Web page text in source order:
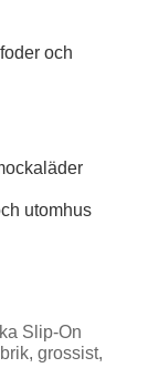
och
utomhus
Slip-On
grossist,